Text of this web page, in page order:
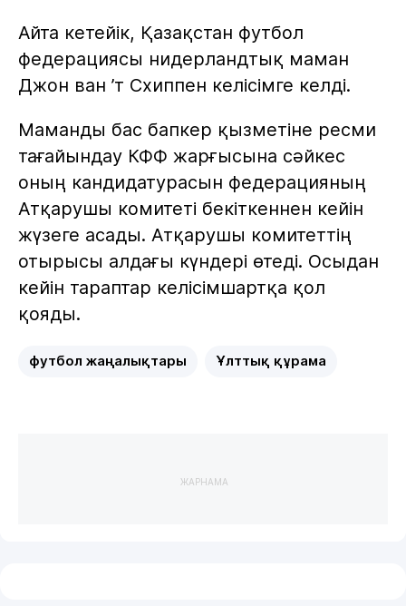
Айта кетейік, Қазақстан футбол
федерациясы нидерландтық маман
Джон ван ’т Схиппен келісімге келді.
Маманды бас бапкер қызметіне ресми
тағайындау КФФ жарғысына сәйкес
оның кандидатурасын федерацияның
Атқарушы комитеті бекіткеннен кейін
жүзеге асады. Атқарушы комитеттің
отырысы алдағы күндері өтеді. Осыдан
кейін тараптар келісімшартқа қол
қояды.
футбол жаңалықтары Ұлттық құрама
ЖАРНАМА